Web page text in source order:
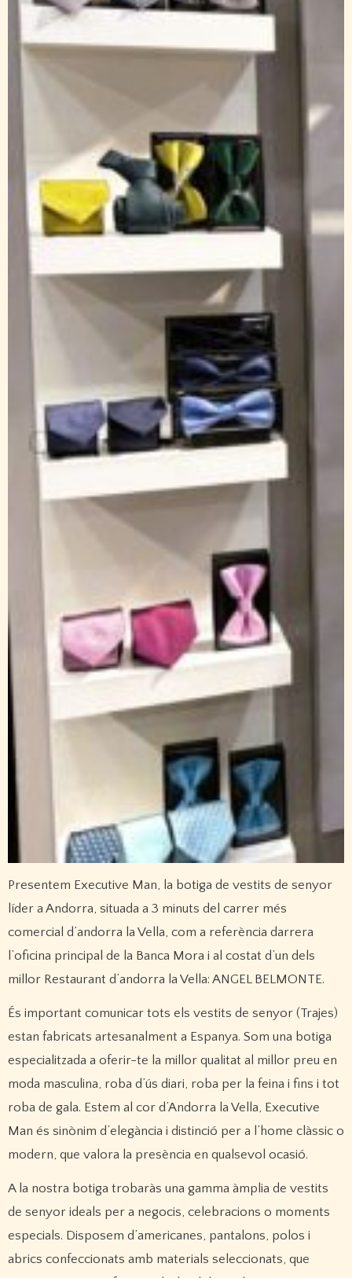
Presentem Executive Man, la botiga de vestits de senyor
líder a Andorra, situada a 3 minuts del carrer més
comercial d’andorra la Vella, com a referència darrera
l’oficina principal de la Banca Mora i al costat d’un dels
millor Restaurant d’andorra la Vella: ANGEL BELMONTE.
És important comunicar tots els vestits de senyor (Trajes)
estan fabricats artesanalment a Espanya. Som una botiga
especialitzada a oferir-te la millor qualitat al millor preu en
moda masculina, roba d’ús diari, roba per la feina i fins i tot
roba de gala. Estem al cor d’Andorra la Vella, Executive
Man és sinònim d’elegància i distinció per a l’home clàssic o
modern, que valora la presència en qualsevol ocasió.
A la nostra botiga trobaràs una gamma àmplia de vestits
de senyor ideals per a negocis, celebracions o moments
especials. Disposem d’americanes, pantalons, polos i
abrics confeccionats amb materials seleccionats, que